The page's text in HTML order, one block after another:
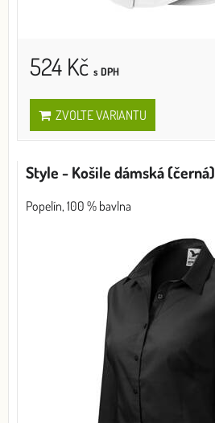
524 Kč s DPH
ZVOLTE VARIANTU
Style - Košile dámská (černá)
Popelín, 100 % bavlna